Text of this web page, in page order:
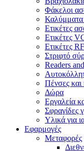
Φάκελοι
Ετικέτες
Ετικέτες
Ετικέτες
Στριφτό
Readers
Πένσες και
Δώρα
Εργαλεία
Σφραγίδες
Υλικά για
Εφαρμογές
Μεταφορές